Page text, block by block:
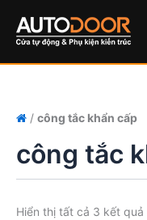
dung
/ công tắc khẩn cấp
công tắc
Hiển thị tất cả 3 kết quả